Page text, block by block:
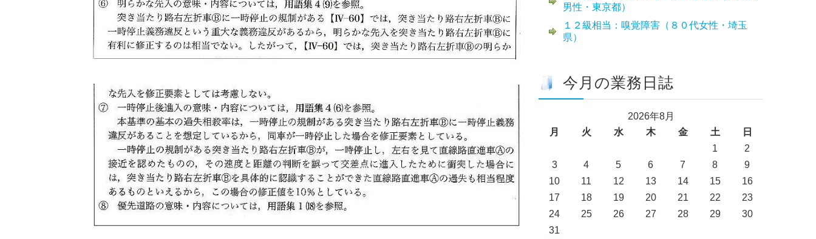
男性・東京都）
１２級相当：嗅覚障害（８０代女性・埼玉
県）
今月の業務日誌
2026年8月
月
火 水 木 金 土 日
1
2
3
4 5 6 7 8
9
10
11 12 13 14 15
16
17
18 19 20 21 22
23
24
25 26 27 28 29
30
31